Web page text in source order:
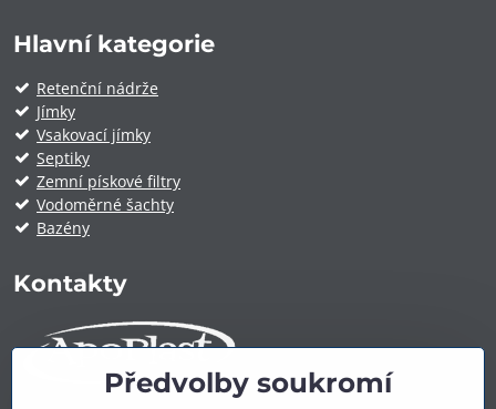
Hlavní kategorie
Retenční nádrže
Jímky
Vsakovací jímky
Septiky
Zemní pískové filtry
Vodoměrné šachty
Bazény
Kontakty
Předvolby soukromí